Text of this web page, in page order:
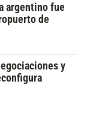
argentino fue
de
y